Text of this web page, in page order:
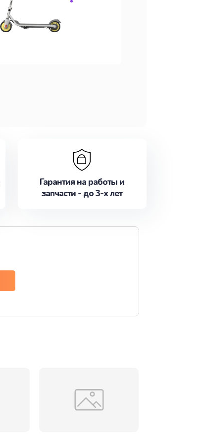
Гарантия на работы и
запчасти - до 3-х лет